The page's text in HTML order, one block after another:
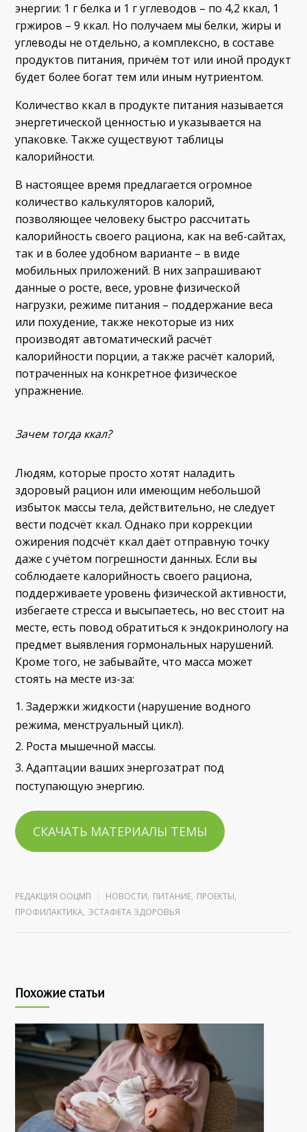
энергии: 1 г белка и 1 г углеводов – по 4,2 ккал, 1
гржиров – 9 ккал. Но получаем мы белки, жиры и
углеводы не отдельно, а комплексно, в составе
продуктов питания, причём тот или иной продукт
будет более богат тем или иным нутриентом.
Количество ккал в продукте питания называется
энергетической ценностью и указывается на
упаковке. Также существуют таблицы
калорийности.
В настоящее время предлагается огромное
количество калькуляторов калорий,
позволяющее человеку быстро рассчитать
калорийность своего рациона, как на веб-сайтах,
так и в более удобном варианте – в виде
мобильных приложений. В них запрашивают
данные о росте, весе, уровне физической
нагрузки, режиме питания – поддержание веса
или похудение, также некоторые из них
производят автоматический расчёт
калорийности порции, а также расчёт калорий,
потраченных на конкретное физическое
упражнение.
Зачем тогда ккал?
Людям, которые просто хотят наладить
здоровый рацион или имеющим небольшой
избыток массы тела, действительно, не следует
вести подсчёт ккал. Однако при коррекции
ожирения подсчёт ккал даёт отправную точку
даже с учётом погрешности данных. Если вы
соблюдаете калорийность своего рациона,
поддерживаете уровень физической активности,
избегаете стресса и высыпаетесь, но вес стоит на
месте, есть повод обратиться к эндокринологу на
предмет выявления гормональных нарушений.
Кроме того, не забывайте, что масса может
стоять на месте из-за:
Задержки жидкости (нарушение водного
режима, менструальный цикл).
Роста мышечной массы.
Адаптации ваших энергозатрат под
поступающую энергию.
СКАЧАТЬ МАТЕРИАЛЫ ТЕМЫ
РЕДАКЦИЯ ООЦМП НОВОСТИ, ПИТАНИЕ, ПРОЕКТЫ,
ПРОФИЛАКТИКА, ЭСТАФЕТА ЗДОРОВЬЯ
Похожие статьи